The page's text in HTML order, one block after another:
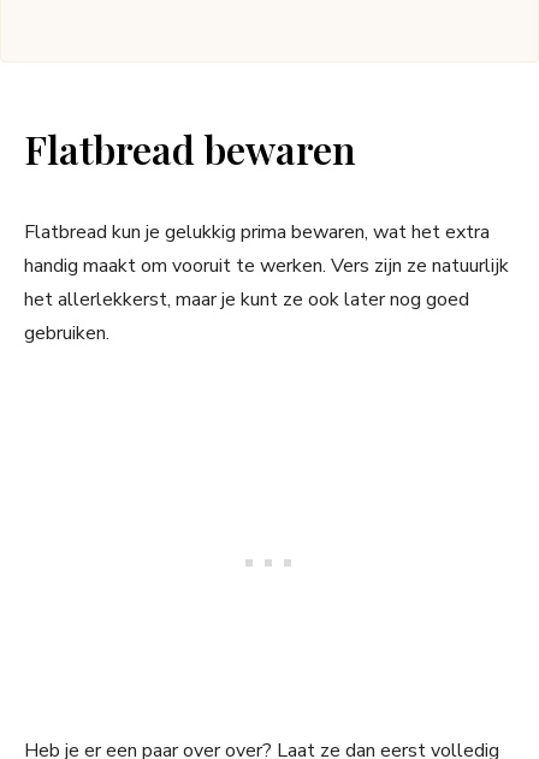
Flatbread bewaren
Flatbread kun je gelukkig prima bewaren, wat het extra
handig maakt om vooruit te werken. Vers zijn ze natuurlijk
het allerlekkerst, maar je kunt ze ook later nog goed
gebruiken.
Heb je er een paar over over? Laat ze dan eerst volledig